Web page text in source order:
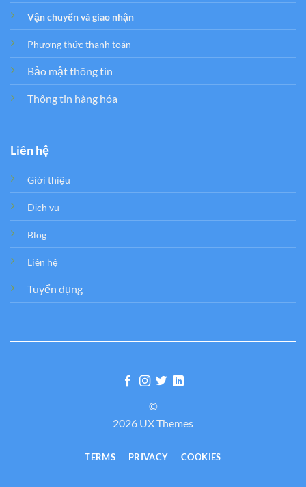
Vận chuyển và giao nhận
Phương thức thanh toán
Bảo mật thông tin
Thông tin hàng hóa
Liên hệ
Giới thiệu
Dịch vụ
Blog
Liên hệ
Tuyển dụng
©
2026 UX Themes
TERMS PRIVACY COOKIES